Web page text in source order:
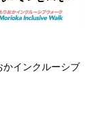
インクルーシブ